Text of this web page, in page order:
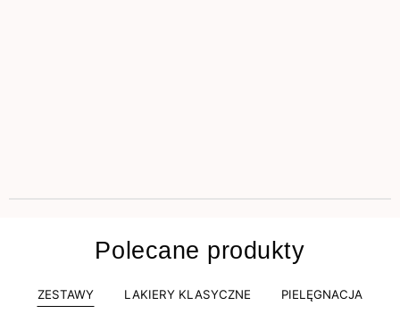
Polecane produkty
ZESTAWY LAKIERY KLASYCZNE PIELĘGNACJA